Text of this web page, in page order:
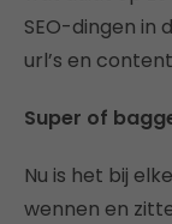
SEO-dingen in
url’s en
Super of
Nu is het bij
wennen en